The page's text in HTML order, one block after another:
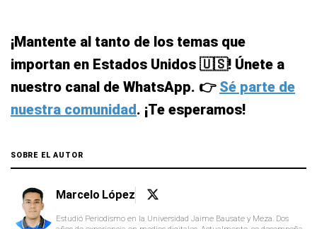
¡Mantente al tanto de los temas que
importan en Estados Unidos 🇺🇸! Únete a
nuestro canal de WhatsApp. 👉 Sé parte de
nuestra comunidad. ¡Te esperamos!
SOBRE EL AUTOR
Marcelo López
Estudió Periodismo en la Universidad Jaime Bausate y Meza. Dos